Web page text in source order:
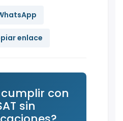
enlace
cumplir con
sin